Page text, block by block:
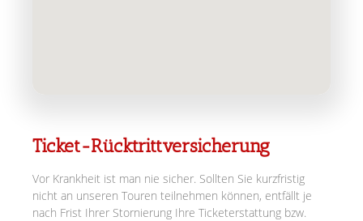
Ticket-Rücktrittversicherung
Vor Krankheit ist man nie sicher. Sollten Sie kurzfristig
nicht an unseren Touren teilnehmen können, entfällt je
nach Frist Ihrer Stornierung Ihre Ticketerstattung bzw.